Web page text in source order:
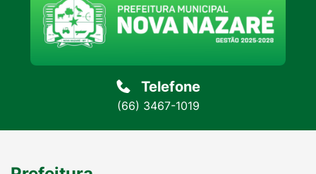
Telefone
(66) 3467-1019